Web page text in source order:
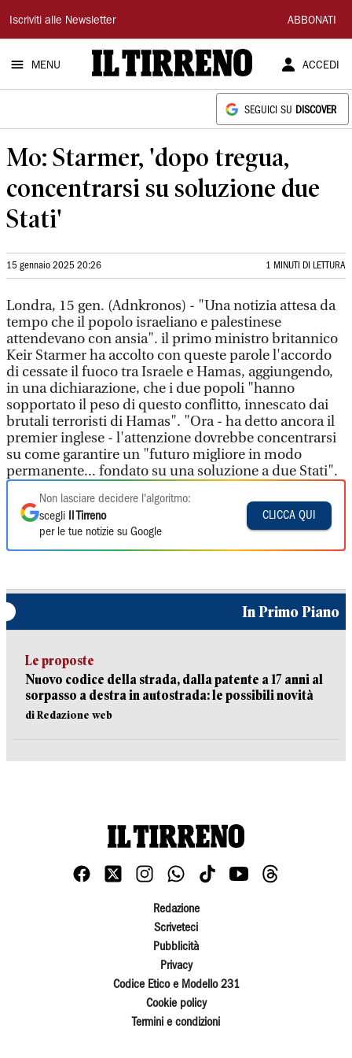
Il
Tirreno
Iscriviti alle Newsletter ABBONATI
MENU ACCEDI
SEGUICI SU DISCOVER
Mo: Starmer, 'dopo tregua,
concentrarsi su soluzione due
Stati'
15 gennaio 2025 20:26 1 MINUTI DI LETTURA
Londra, 15 gen. (Adnkronos) - "Una notizia attesa da
tempo che il popolo israeliano e palestinese
attendevano con ansia". il primo ministro britannico
Keir Starmer ha accolto con queste parole l'accordo
di cessate il fuoco tra Israele e Hamas, aggiungendo,
in una dichiarazione, che i due popoli "hanno
sopportato il peso di questo conflitto, innescato dai
brutali terroristi di Hamas". "Ora - ha detto ancora il
premier inglese - l'attenzione dovrebbe concentrarsi
su come garantire un "futuro migliore in modo
permanente... fondato su una soluzione a due Stati".
Non lasciare decidere l'algoritmo:
scegli
Il Tirreno
per le tue notizie su Google
CLICCA QUI
In Primo Piano
Le proposte
Nuovo codice della strada, dalla patente a 17 anni al
sorpasso a destra in autostrada: le possibili novità
di Redazione web
Redazione
Scriveteci
Pubblicità
Privacy
Codice Etico e Modello 231
Cookie policy
Termini e condizioni